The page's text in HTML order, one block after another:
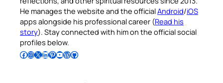
He manages the website and the officialAndroid/iOS
apps alongside his professional career (Read his
story). Stay connected with him on the official social
profiles below.
Follow Pradeep on Facebook Follow Pradeep on InstagramFollow Pradeep on X Follow Pradeep on LinkedIn Follow Pradeep on Pinterest Subscribe to Pradeep’s Youtube Channel Follow Pradeep on WordPress Follow Pradeep on GitHub